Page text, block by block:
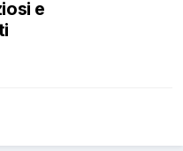
e